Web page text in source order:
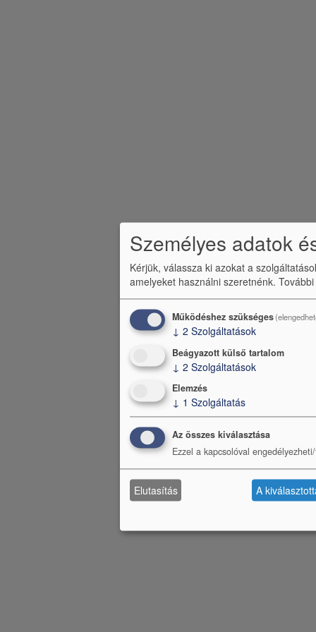
Személyes adatok
Kérjük, válassza ki azokat a
amelyeket használni szeretnénk.
Működéshez szükséges
↓ 2 Szolgáltatások
Beágyazott külső tartalom
↓ 2 Szolgáltatások
Elemzés
↓ 1 Szolgáltatás
Az összes kiválasztása
Ezzel a kapcsolóval
Elutasítás A